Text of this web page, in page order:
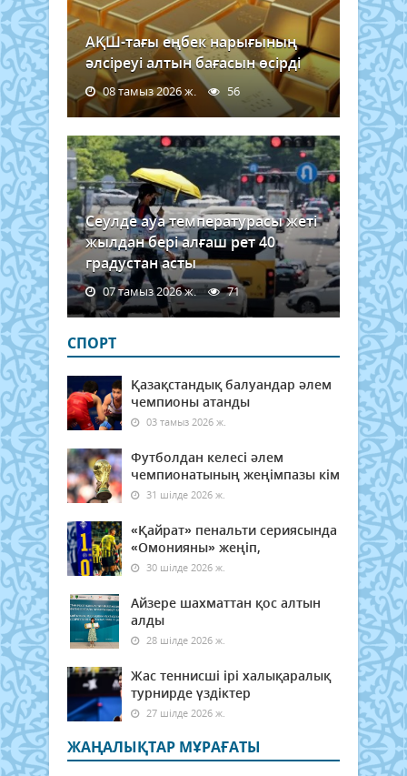
АҚШ-тағы еңбек нарығының
әлсіреуі алтын бағасын өсірді
08 тамыз 2026 ж. 56
Сеулде ауа температурасы жеті
жылдан бері алғаш рет 40
градустан асты
07 тамыз 2026 ж. 71
СПОРТ
Қазақстандық балуандар әлем
чемпионы атанды
03 тамыз 2026 ж.
Футболдан келесі әлем
чемпионатының жеңімпазы кім
31 шілде 2026 ж.
«Қайрат» пенальти сериясында
«Омонияны» жеңіп,
30 шілде 2026 ж.
Айзере шахматтан қос алтын
алды
28 шілде 2026 ж.
Жас теннисші ірі халықаралық
турнирде үздіктер
27 шілде 2026 ж.
ЖАҢАЛЫҚТАР МҰРАҒАТЫ